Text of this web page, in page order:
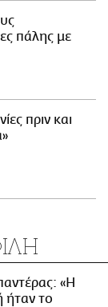
πάλης με
πριν και
«Η
ήταν το